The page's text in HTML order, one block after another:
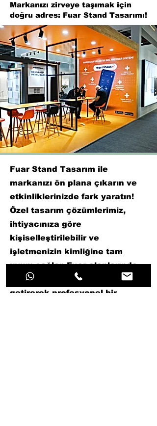
Markanızı zirveye taşımak için
doğru adres: Fuar Stand Tasarımı!
Fuar Stand Tasarım ile
markanızı ön plana çıkarın ve
etkinliklerinizde fark yaratın!
Özel tasarım çözümlerimiz,
ihtiyacınıza göre
kişiselleştirilebilir ve
işletmenizin kimliğine tam
uyum sağlar. Fuar alanlarında
estetik ve işlevselliği bir araya
getirerek profesyonel bir